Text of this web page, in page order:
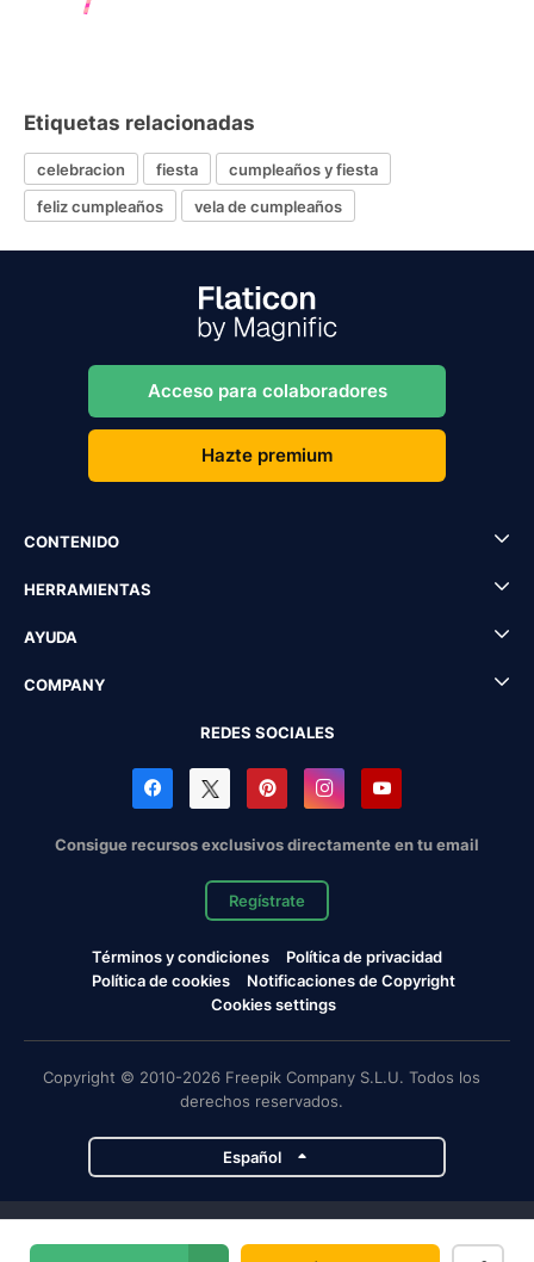
Etiquetas relacionadas
celebracion fiesta
cumpleaños y fiesta
feliz cumpleaños
vela de cumpleaños
Acceso para colaboradores
Hazte premium
CONTENIDO
HERRAMIENTAS
AYUDA
COMPANY
REDES SOCIALES
Consigue recursos exclusivos directamente en tu email
Regístrate
Términos y condiciones
Política de privacidad
Política de cookies
Notificaciones de Copyright
Cookies settings
Copyright © 2010-2026 Freepik Company S.L.U. Todos los
derechos reservados.
Español